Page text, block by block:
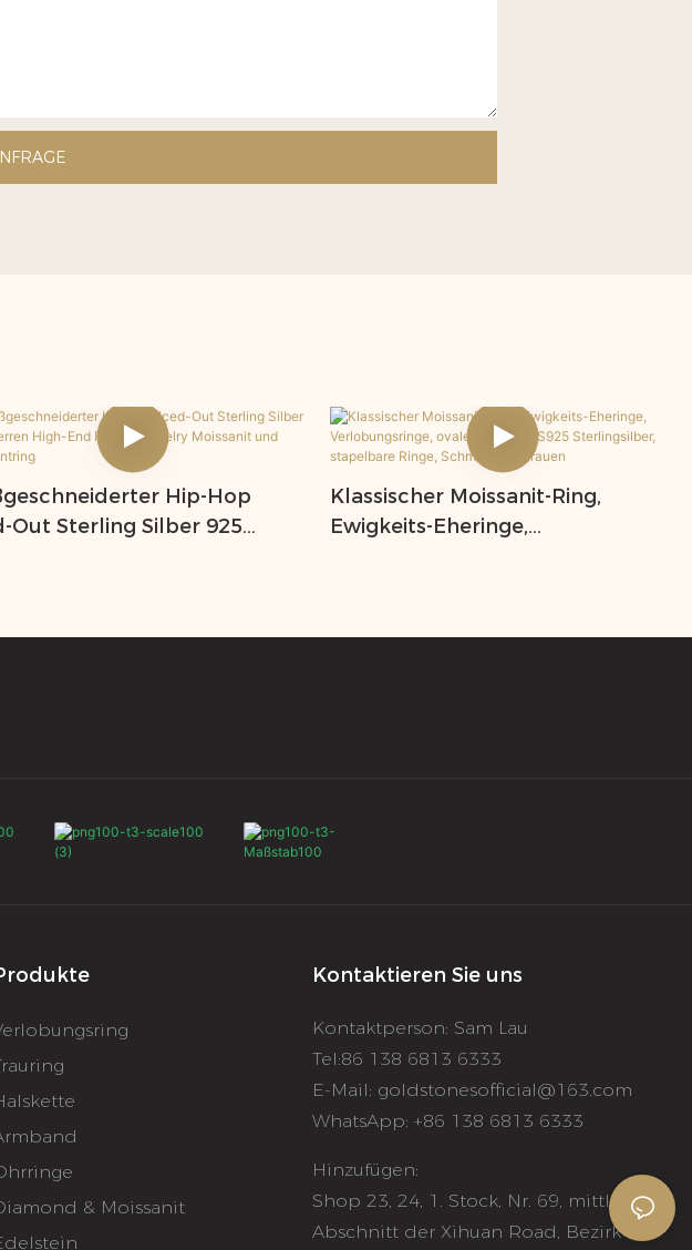
Hip-Hop
Out Sterling Silber 925
Klassischer Moissanit-Ring,
Ewigkeits-Eheringe,
& Moissanit
Kontaktieren Sie uns
Kontaktperson: Sam Lau
Tel:86 138 6813 6333
E-Mail: goldstonesofficial@163.com
WhatsApp: +86 138 6813 6333
Hinzufügen:
Shop 23, 24, 1. Stock, Nr. 69, mittlerer
Abschnitt der Xihuan Road, Bezirk